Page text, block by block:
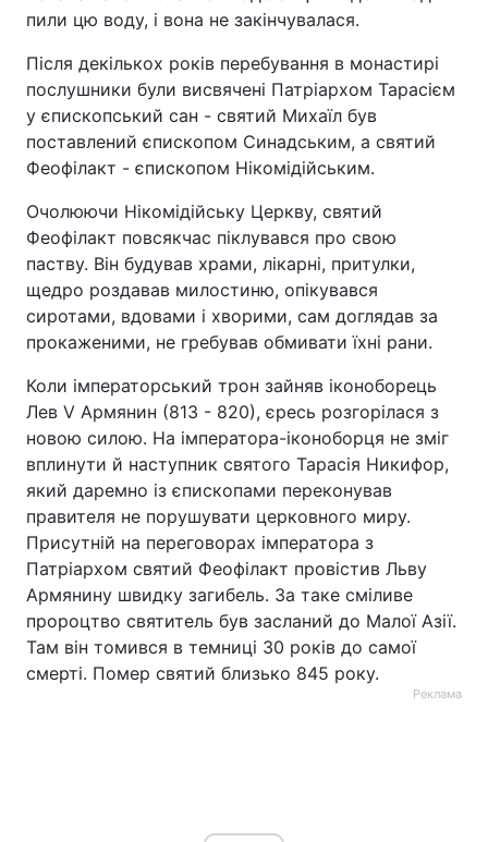
пили цю воду, і вона не закінчувалася.
Після декількох років перебування в монастирі
послушники були висвячені Патріархом Тарасієм
у єпископський сан - святий Михаїл був
поставлений єпископом Синадським, а святий
Феофілакт - єпископом Нікомідійським.
Очолюючи Нікомідійську Церкву, святий
Феофілакт повсякчас піклувався про свою
паству. Він будував храми, лікарні, притулки,
щедро роздавав милостиню, опікувався
сиротами, вдовами і хворими, сам доглядав за
прокаженими, не гребував обмивати їхні рани.
Коли імператорський трон зайняв іконоборець
Лев V Армянин (813 - 820), єресь розгорілася з
новою силою. На імператора-іконоборця не зміг
вплинути й наступник святого Тарасія Никифор,
який даремно із єпископами переконував
правителя не порушувати церковного миру.
Присутній на переговорах імператора з
Патріархом святий Феофілакт провістив Льву
Армянину швидку загибель. За таке сміливе
пророцтво святитель був засланий до Малої Азії.
Там він томився в темниці 30 років до самої
смерті. Помер святий близько 845 року.
Реклама